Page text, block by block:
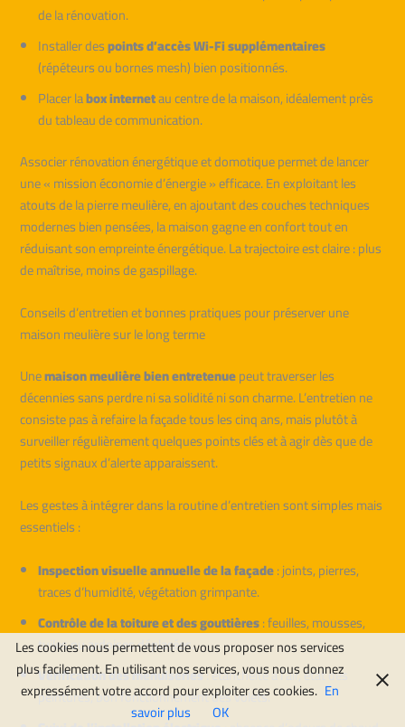
de la rénovation.
Installer despoints d’accès Wi-Fi supplémentaires
(répéteurs ou bornes mesh) bien positionnés.
Placer labox internetau centre de la maison, idéalement près
du tableau de communication.
Associer rénovation énergétique et domotique permet de lancer
une « mission économie d’énergie » efficace. En exploitant les
atouts de la pierre meulière, en ajoutant des couches techniques
modernes bien pensées, la maison gagne en confort tout en
réduisant son empreinte énergétique. La trajectoire est claire : plus
de maîtrise, moins de gaspillage.
Conseils d’entretien et bonnes pratiques pour préserver une
maison meulière sur le long terme
Unemaison meulière bien entretenuepeut traverser les
décennies sans perdre ni sa solidité ni son charme. L’entretien ne
consiste pas à refaire la façade tous les cinq ans, mais plutôt à
surveiller régulièrement quelques points clés et à agir dès que de
petits signaux d’alerte apparaissent.
Les gestes à intégrer dans la routine d’entretien sont simples mais
essentiels :
Inspection visuelle annuelle de la façade: joints, pierres,
traces d’humidité, végétation grimpante.
Contrôle de la toiture et des gouttières: feuilles, mousses,
tuiles ou ardoises déplacées.
Vérification des menuiseries: étanchéité à l’air, état des
peintures, bon fonctionnement des volets.
Les cookies nous permettent de vous proposer nos services
plus facilement. En utilisant nos services, vous nous donnez
expressément votre accord pour exploiter ces cookies. En
savoir plus
OK